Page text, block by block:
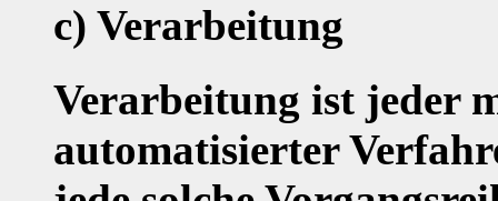
c) Verarbeitung
Verarbeitung ist jeder
automatisierter